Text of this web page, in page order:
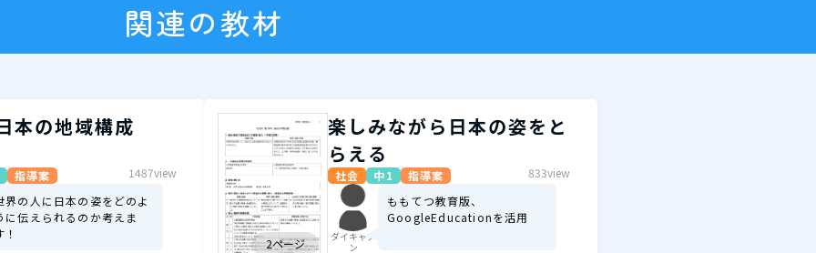
関連の教材
本の地域構成
指導案
1487view
界の人に日本の姿をどのよ
に伝えられるのか考えま
！
2ページ
楽しみながら日本の姿をと
らえる
社会 中1 指導案 833view
ダイキャノ
ン
ももてつ教育版、
GoogleEducationを活用